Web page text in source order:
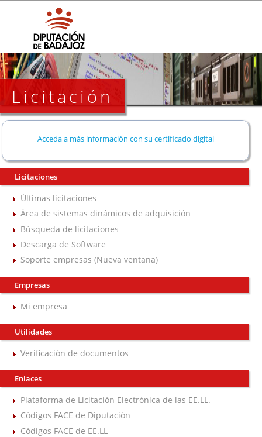
Licitación
Acceda a más información con su certificado digital
Licitaciones
Últimas licitaciones
Área de sistemas dinámicos de adquisición
Búsqueda de licitaciones
Descarga de Software
Soporte empresas (Nueva ventana)
Empresas
Mi empresa
Utilidades
Verificación de documentos
Enlaces
Plataforma de Licitación Electrónica de las EE.LL.
Códigos FACE de Diputación
Códigos FACE de EE.LL